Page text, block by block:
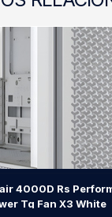
4000D Rs
Tg Fan X3 White